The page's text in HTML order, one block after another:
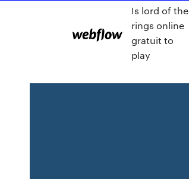
Is lord of the
rings online
gratuit to
play